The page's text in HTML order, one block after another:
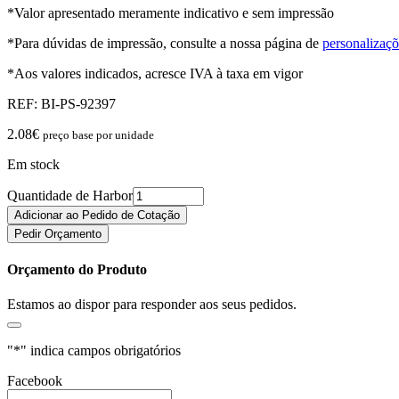
*Valor apresentado meramente indicativo e sem impressão
*Para dúvidas de impressão, consulte a nossa página de
*Aos valores indicados, acresce IVA à taxa em vigor
REF: BI-PS-92397
2.08€ preço base por unidade
Em stock
Quantidade de Harbor
Adicionar ao Pedido de Cotação
Pedir Orçamento
Orçamento do Produto
Estamos ao dispor para responder aos seus pedidos.
"*" indica campos obrigatórios
Facebook